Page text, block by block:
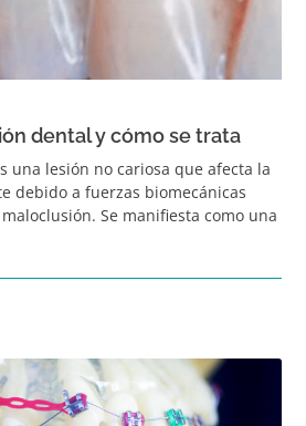
dental y cómo se trata
una lesión no cariosa que afecta la
debido a fuerzas biomecánicas
Se manifiesta como una